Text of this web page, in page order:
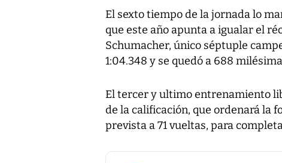
El sexto tiempo de la jornada lo
que este año apunta a igualar el
Schumacher, único séptuple
1:04.348 y se quedó a 688
El tercer y ultimo entrenamiento
de la calificación, que ordenará la
prevista a 71 vueltas, para